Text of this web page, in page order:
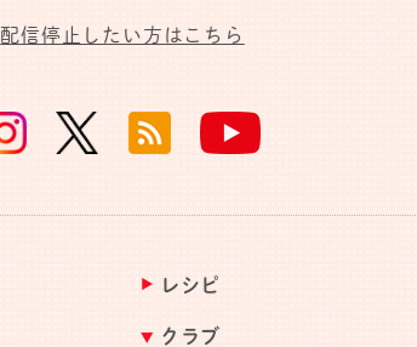
配信停止したい方はこちら
レシピ
クラブ